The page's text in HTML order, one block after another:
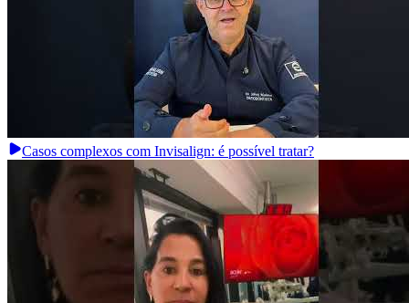
Casos complexos com Invisalign: é possível tratar?